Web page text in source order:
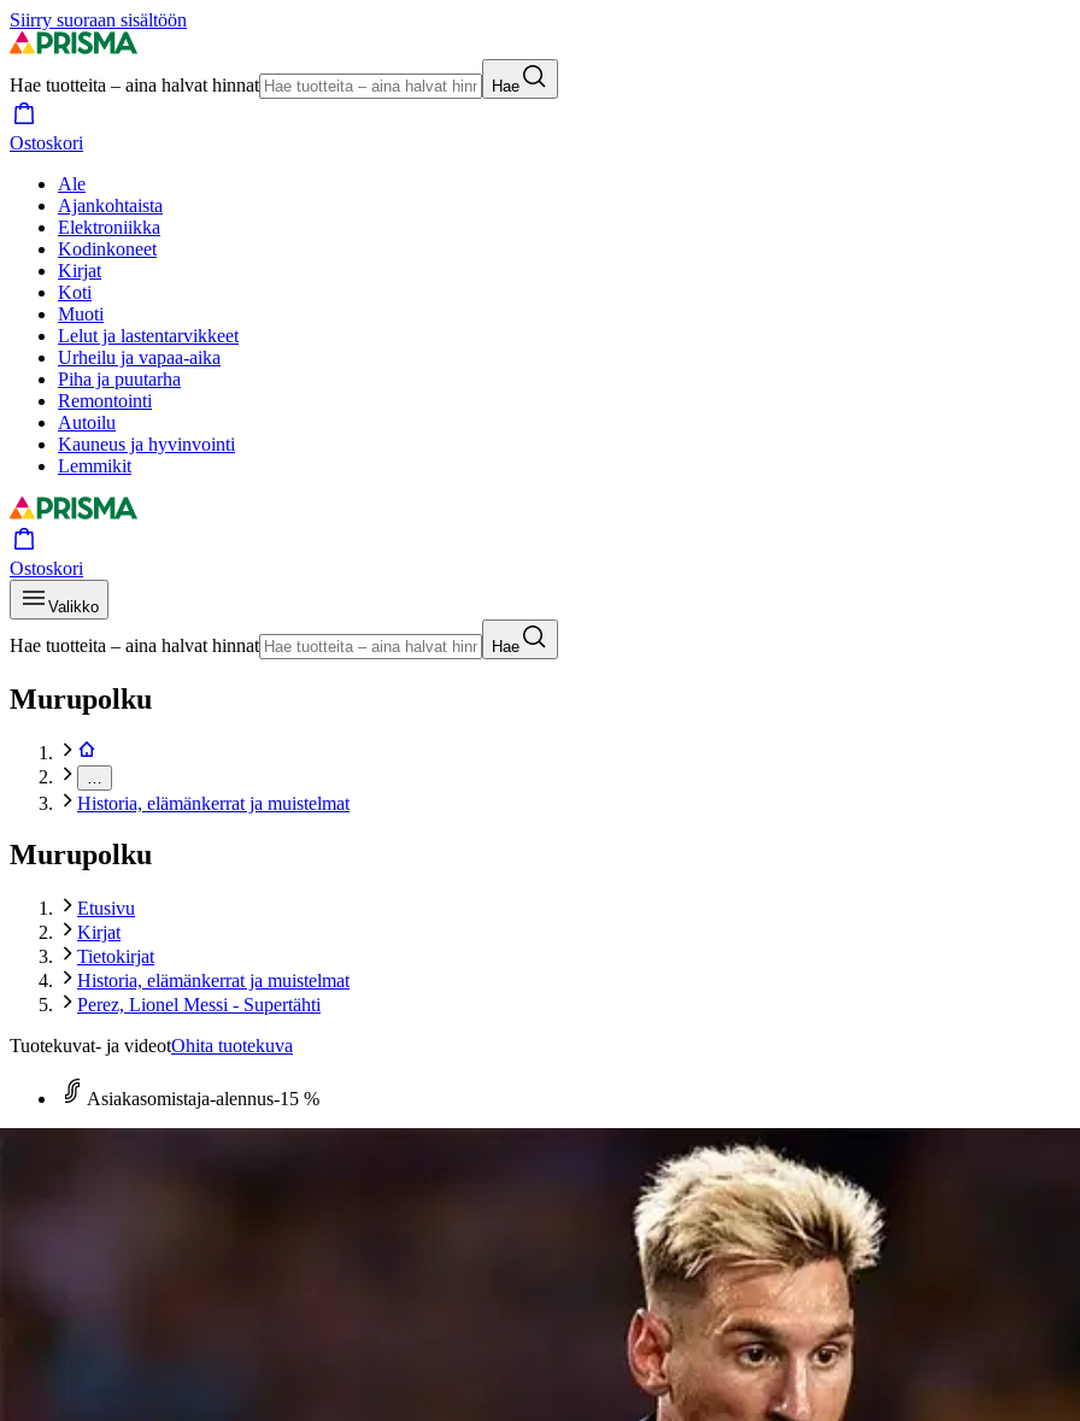
Siirry suoraan sisältöön
Hae tuotteita – aina halvat hinnat Hae
Ostoskori
Ale
Ajankohtaista
Elektroniikka
Kodinkoneet
Kirjat
Koti
Muoti
Lelut ja lastentarvikkeet
Urheilu ja vapaa-aika
Piha ja puutarha
Remontointi
Autoilu
Kauneus ja hyvinvointi
Lemmikit
Ostoskori
Valikko
Hae tuotteita – aina halvat hinnat Hae
Murupolku
Historia, elämänkerrat ja muistelmat
Murupolku
Etusivu
Kirjat
Tietokirjat
Historia, elämänkerrat ja muistelmat
Perez, Lionel Messi - Supertähti
Tuotekuvat- ja videotOhita tuotekuva
Asiakasomistaja-alennus-15 %